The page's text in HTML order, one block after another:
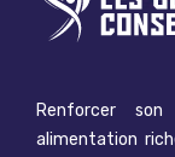
Renforcer
alimentation